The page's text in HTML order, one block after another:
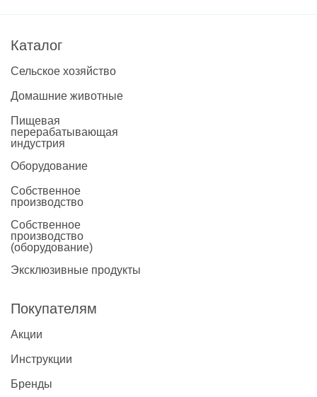
Каталог
Сельское хозяйство
Домашние животные
Пищевая
перерабатывающая
индустрия
Оборудование
Собственное
производство
Собственное
производство
(оборудование)
Эксклюзивные продукты
Покупателям
Акции
Инструкции
Бренды